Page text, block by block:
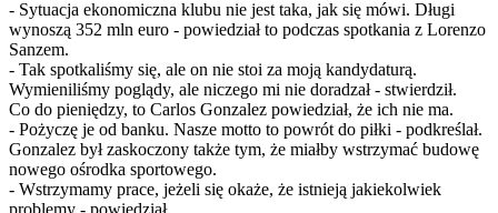
- Sytuacja ekonomiczna klubu nie jest taka, jak się mówi. Długi
wynoszą 352 mln euro - powiedział to podczas spotkania z Lorenzo
Sanzem.
- Tak spotkaliśmy się, ale on nie stoi za moją kandydaturą.
Wymieniliśmy poglądy, ale niczego mi nie doradzał - stwierdził.
Co do pieniędzy, to Carlos Gonzalez powiedział, że ich nie ma.
- Pożyczę je od banku. Nasze motto to powrót do piłki - podkreślał.
Gonzalez był zaskoczony także tym, że miałby wstrzymać budowę
nowego ośrodka sportowego.
- Wstrzymamy prace, jeżeli się okaże, że istnieją jakiekolwiek
problemy - powiedział.